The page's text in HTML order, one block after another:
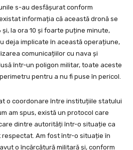
s-au desfășurat conform
informația că această dronă se
la ora 10 și foarte puține minute,
deja implicate în această operațiune,
comunicațiilor cu nava și
într-un poligon militar, toate aceste
pentru a nu fi puse în pericol.
o coordonare între instituțiile statului
am spus, există un protocol care
dintre autorități într-o situație ca
Am fost într-o situație în
o încărcătură militară și, conform